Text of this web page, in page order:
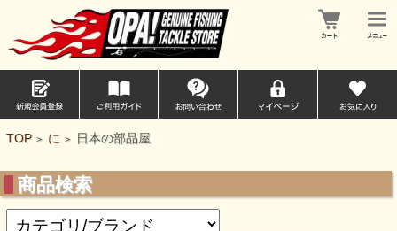
TOP > に > 日本の部品屋
商品検索